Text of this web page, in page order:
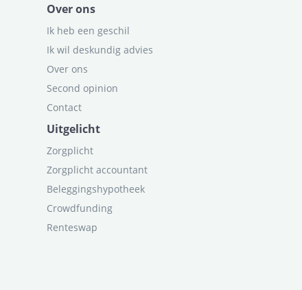
Over ons
Ik heb een geschil
Ik wil deskundig advies
Over ons
Second opinion
Contact
Uitgelicht
Zorgplicht
Zorgplicht accountant
Beleggingshypotheek
Crowdfunding
Renteswap